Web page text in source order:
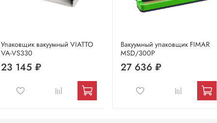
Упаковщик вакуумный VIATTO
VA-VS330
23 145 ₽
Вакуумный упаковщик FIMAR
MSD/300P
27 636 ₽